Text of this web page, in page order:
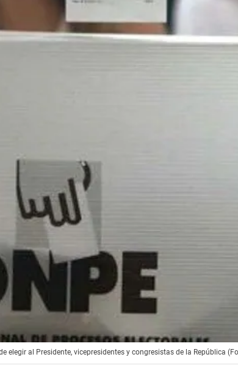
elegir al Presidente, vicepresidentes y congresistas de la República